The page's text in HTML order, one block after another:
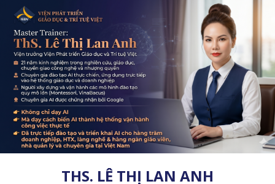
THS. LÊ THỊ LAN ANH